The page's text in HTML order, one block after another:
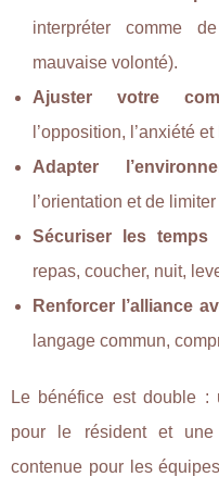
interpréter comme
mauvaise volonté).
Ajuster votre
l’opposition, l’anxiété et
Adapter
l’orientation et de
Sécuriser les temps
repas, coucher, nuit,
Renforcer l’alliance
langage commun,
Le bénéfice est double :
pour le résident et une
contenue pour les